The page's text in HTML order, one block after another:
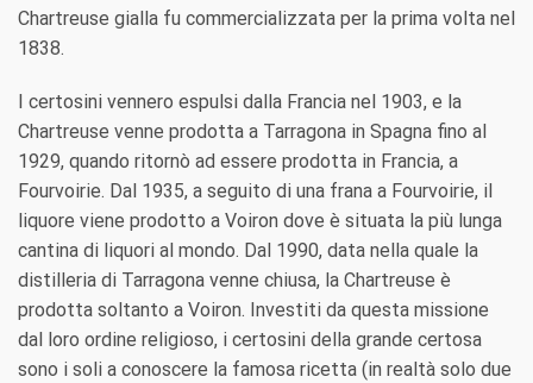
Chartreuse gialla fu commercializzata per la prima volta nel
1838.
I certosini vennero espulsi dalla Francia nel 1903, e la
Chartreuse venne prodotta a Tarragona in Spagna fino al
1929, quando ritornò ad essere prodotta in Francia, a
Fourvoirie. Dal 1935, a seguito di una frana a Fourvoirie, il
liquore viene prodotto a Voiron dove è situata la più lunga
cantina di liquori al mondo. Dal 1990, data nella quale la
distilleria di Tarragona venne chiusa, la Chartreuse è
prodotta soltanto a Voiron. Investiti da questa missione
dal loro ordine religioso, i certosini della grande certosa
sono i soli a conoscere la famosa ricetta (in realtà solo due